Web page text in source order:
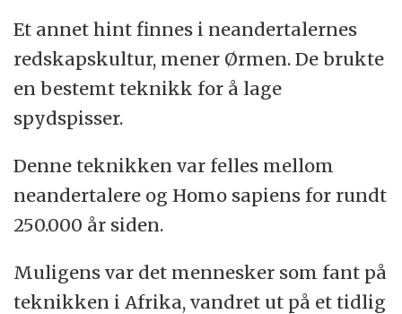
Et annet hint finnes i neandertalernes
redskapskultur, mener Ørmen. De brukte
en bestemt teknikk for å lage
spydspisser.
Denne teknikken var felles mellom
neandertalere og Homo sapiens for rundt
250.000 år siden.
Muligens var det mennesker som fant på
teknikken i Afrika, vandret ut på et tidlig